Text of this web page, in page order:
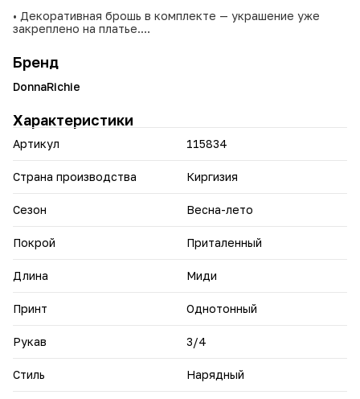
• Декоративная брошь в комплекте — украшение уже
закреплено на платье.
• Благородная цветовая гамма: ягодный, электрик, пудра.
Идеально подходит для торжественных мероприятий,
свиданий, корпоративов и праздничных выходов.
готового стиля без лишних усилий.
Бренд
DonnaRichie
Характеристики
Артикул 115834
Страна производства Киргизия
Сезон Весна-лето
Покрой Приталенный
Длина Миди
Принт Однотонный
Рукав 3/4
Стиль Нарядный